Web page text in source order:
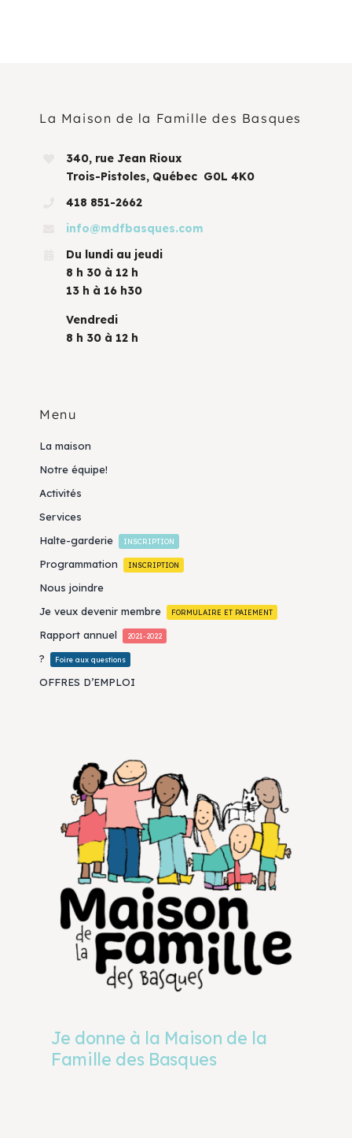
La Maison de la Famille des Basques
340, rue Jean Rioux
Trois-Pistoles, Québec G0L 4K0
418 851-2662
info@mdfbasques.com
Du lundi au jeudi
8 h 30 à 12 h
13 h à 16 h30
Vendredi
8 h 30 à 12 h
Menu
La maison
Notre équipe!
Activités
Services
Halte-garderie
INSCRIPTION
Programmation INSCRIPTION
Nous joindre
Je veux devenir membre
FORMULAIRE ET PAIEMENT
Rapport annuel 2021-2022
? Foire aux questions
OFFRES D’EMPLOI
Je donne à la Maison de la
Famille des Basques